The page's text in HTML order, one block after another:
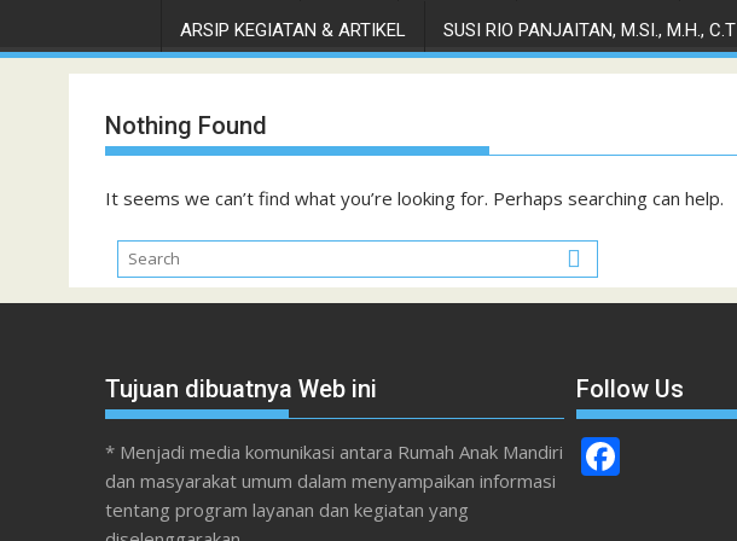
ARSIP KEGIATAN & ARTIKEL SUSI RIO PANJAITAN, M.SI., M.H., C.T
Nothing Found
It seems we can’t find what you’re looking for. Perhaps searching can help.
Tujuan dibuatnya Web ini
* Menjadi media komunikasi antara Rumah Anak Mandiri
dan masyarakat umum dalam menyampaikan informasi
tentang program layanan dan kegiatan yang
Follow Us
F